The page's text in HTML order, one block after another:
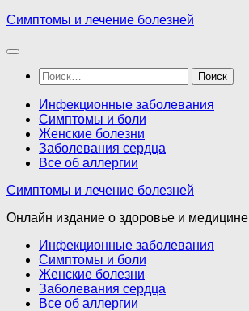
Перейти
содержимому
Симптомы и лечение болезней
Найти:
Инфекционные заболевания
Симптомы и боли
Женские болезни
Заболевания сердца
Все об аллергии
Симптомы и лечение болезней
Онлайн издание о здоровье и медицине
Инфекционные заболевания
Симптомы и боли
Женские болезни
Заболевания сердца
Все об аллергии